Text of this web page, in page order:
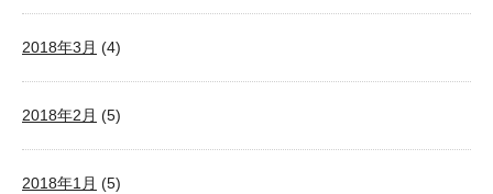
2018年3月 (4)
2018年2月 (5)
2018年1月 (5)